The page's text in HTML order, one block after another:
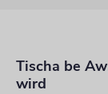
Tischa be
wird